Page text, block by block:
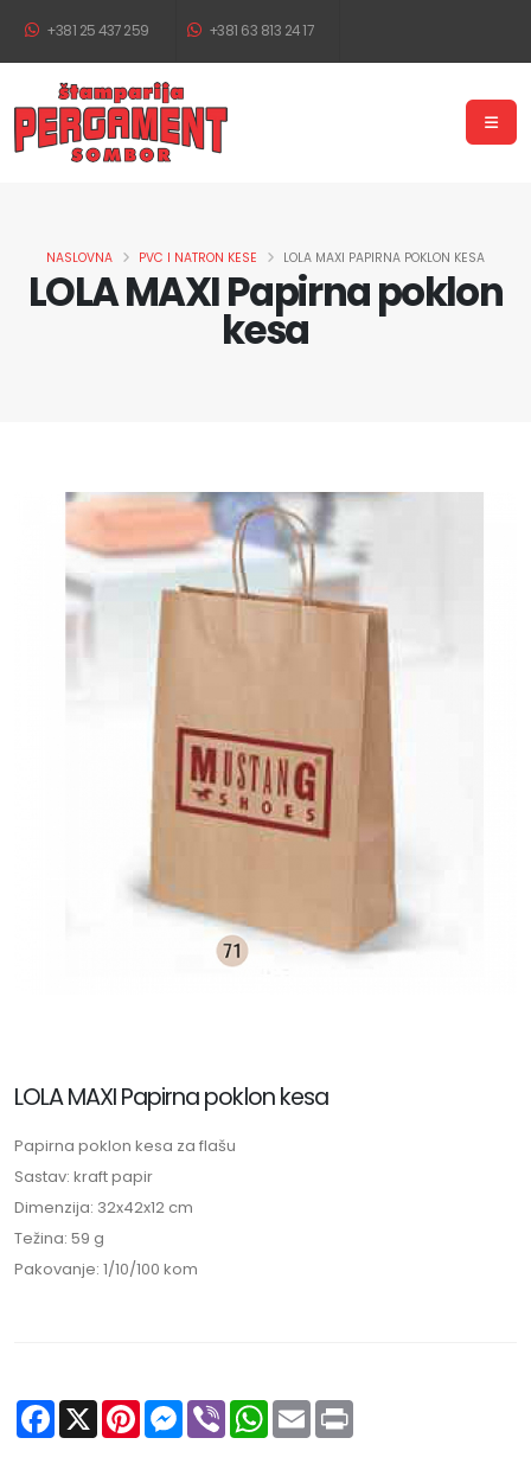
+381 25 437 259 +381 63 813 24 17
LOLA MAXI Papirna poklon
kesa
NASLOVNA PVC I NATRON KESE LOLA MAXI PAPIRNA POKLON KESA
LOLA MAXI Papirna poklon kesa
Papirna poklon kesa za flašu
Sastav: kraft papir
Dimenzija: 32x42x12 cm
Težina: 59 g
Pakovanje: 1/10/100 kom
Facebook
X PinterestMessenger
Viber WhatsApp
Email